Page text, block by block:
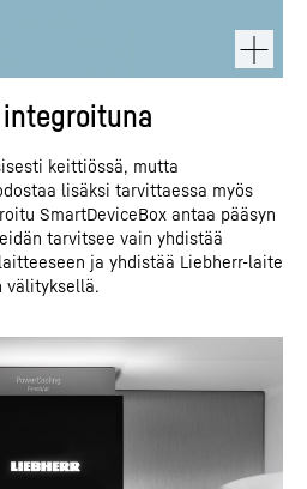
keittiössä, mutta
lisäksi tarvittaessa myös
SmartDeviceBox antaa pääsyn
tarvitsee vain yhdistää
ja yhdistää Liebherr-laite
välityksellä.